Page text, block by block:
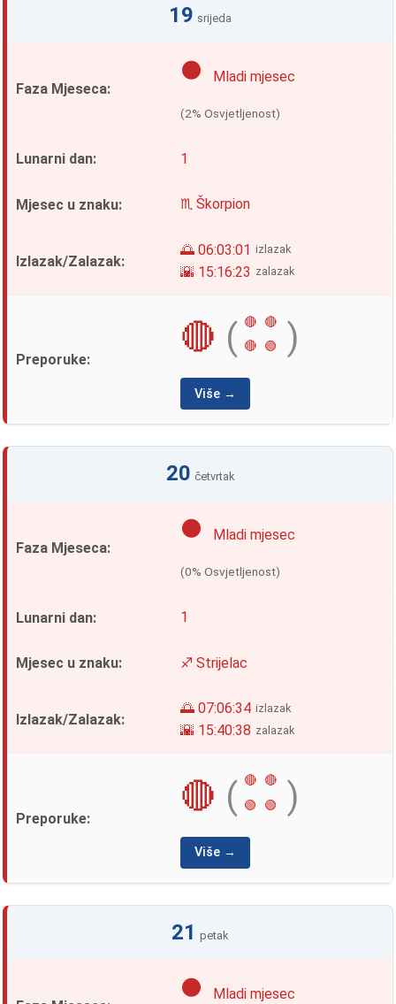
19 srijeda
🌑 Mladi mjesec
(2% Osvjetljenost)
1
♏ Škorpion
🌅 06:03:01 izlazak
🌇 15:16:23 zalazak
🔴 ( 🔴
🔴
🔴
🟢 )
Više →
20 četvrtak
🌑 Mladi mjesec
(0% Osvjetljenost)
1
♐ Strijelac
🌅 07:06:34 izlazak
🌇 15:40:38 zalazak
🔴 ( 🔴
🔴
🟢
🟢 )
Više →
21 petak
🌑 Mladi mjesec